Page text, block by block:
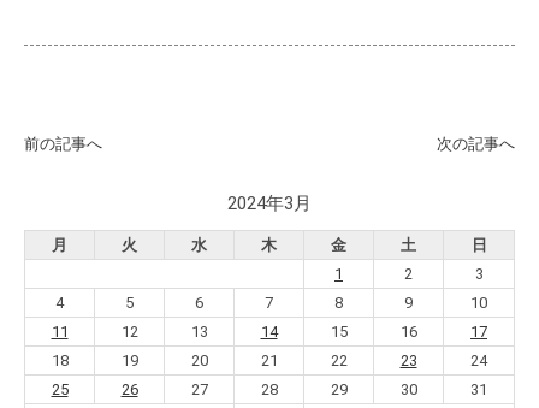
前の記事へ 次の記事へ
2024年3月
月 火 水 木 金 土 日
1 2
3
4
5 6 7 8 9
10
11
12 13 14 15 16
17
18
19 20 21 22 23
24
25
26 27 28 29 30 31